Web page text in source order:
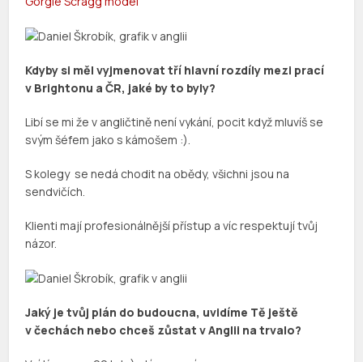
Kdyby si měl vyjmenovat tří hlavní rozdíly mezi prací
v Brightonu a ČR, jaké by to byly?
Libí se mi že v angličtině není vykání, pocit když mluvíš se
svým šéfem jako s kámošem :).
S kolegy se nedá chodit na obědy, všichni jsou na
sendvičích.
Klienti mají profesionálnější přístup a víc respektují tvůj
názor.
Jaký je tvůj plán do budoucna, uvidíme Tě ještě
v čechách nebo chceš zůstat v Anglii na trvalo?